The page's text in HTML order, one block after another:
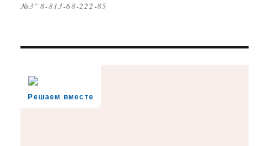
№3" 8-813-68-222-85
Решаем вместе